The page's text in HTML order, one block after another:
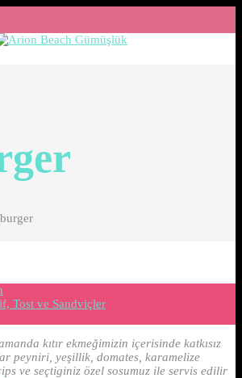
Tost ve Sandviçler
kıtır ekmeğimizin içerisinde katkısız
peyniri, yeşillik, domates, karamelize
ve seçtiginiz özel sosumuz ile servis edilir